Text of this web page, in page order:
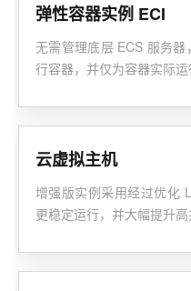
弹性容器实例 ECI
无需管理底层 ECS 服务
行容器，并仅为容器实际运
云虚拟主机
增强版实例采用经过优化
更稳定运行，并大幅提升高